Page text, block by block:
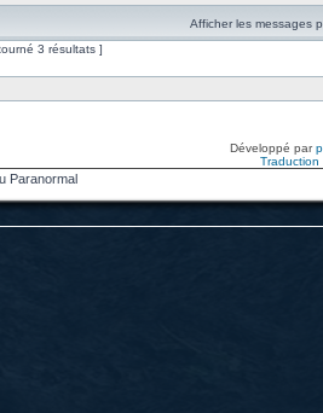
Afficher les messages
3 résultats ]
Développé par
Traduction
Paranormal